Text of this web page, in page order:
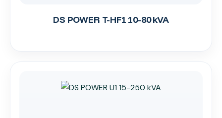
DS POWER T-HF1 10-80 kVA